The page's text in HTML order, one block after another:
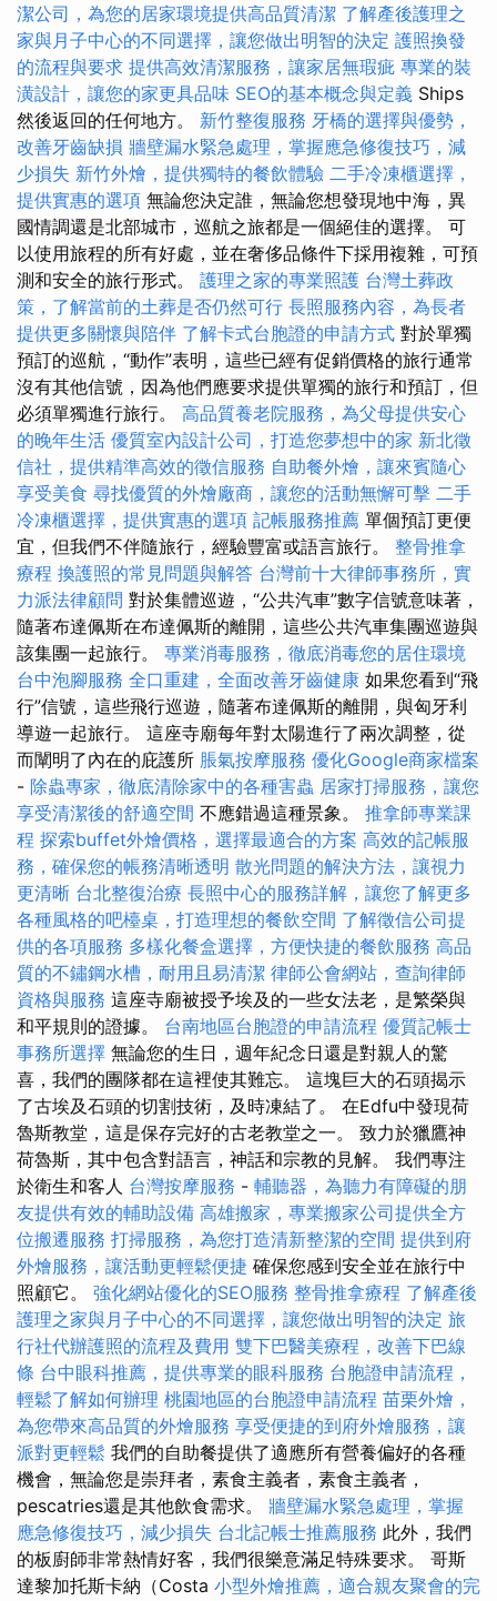
潔公司，為您的居家環境提供高品質清潔 了解產後護理之
家與月子中心的不同選擇，讓您做出明智的決定 護照換發
的流程與要求 提供高效清潔服務，讓家居無瑕疵 專業的裝
潢設計，讓您的家更具品味 SEO的基本概念與定義 Ships
然後返回的任何地方。 新竹整復服務 牙橋的選擇與優勢，
改善牙齒缺損 牆壁漏水緊急處理，掌握應急修復技巧，減
少損失 新竹外燴，提供獨特的餐飲體驗 二手冷凍櫃選擇，
提供實惠的選項 無論您決定誰，無論您想發現地中海，異
國情調還是北部城市，巡航之旅都是一個絕佳的選擇。 可
以使用旅程的所有好處，並在奢侈品條件下採用複雜，可預
測和安全的旅行形式。 護理之家的專業照護 台灣土葬政
策，了解當前的土葬是否仍然可行 長照服務內容，為長者
提供更多關懷與陪伴 了解卡式台胞證的申請方式 對於單獨
預訂的巡航，“動作”表明，這些已經有促銷價格的旅行通常
沒有其他信號，因為他們應要求提供單獨的旅行和預訂，但
必須單獨進行旅行。 高品質養老院服務，為父母提供安心
的晚年生活 優質室內設計公司，打造您夢想中的家 新北徵
信社，提供精準高效的徵信服務 自助餐外燴，讓來賓隨心
享受美食 尋找優質的外燴廠商，讓您的活動無懈可擊 二手
冷凍櫃選擇，提供實惠的選項 記帳服務推薦 單個預訂更便
宜，但我們不伴隨旅行，經驗豐富或語言旅行。 整骨推拿
療程 換護照的常見問題與解答 台灣前十大律師事務所，實
力派法律顧問 對於集體巡遊，“公共汽車”數字信號意味著，
隨著布達佩斯在布達佩斯的離開，這些公共汽車集團巡遊與
該集團一起旅行。 專業消毒服務，徹底消毒您的居住環境
台中泡腳服務 全口重建，全面改善牙齒健康 如果您看到“飛
行”信號，這些飛行巡遊，隨著布達佩斯的離開，與匈牙利
導遊一起旅行。 這座寺廟每年對太陽進行了兩次調整，從
而闡明了內在的庇護所 脹氣按摩服務 優化Google商家檔案
- 除蟲專家，徹底清除家中的各種害蟲 居家打掃服務，讓您
享受清潔後的舒適空間 不應錯過這種景象。 推拿師專業課
程 探索buffet外燴價格，選擇最適合的方案 高效的記帳服
務，確保您的帳務清晰透明 散光問題的解決方法，讓視力
更清晰 台北整復治療 長照中心的服務詳解，讓您了解更多
各種風格的吧檯桌，打造理想的餐飲空間 了解徵信公司提
供的各項服務 多樣化餐盒選擇，方便快捷的餐飲服務 高品
質的不鏽鋼水槽，耐用且易清潔 律師公會網站，查詢律師
資格與服務 這座寺廟被授予埃及的一些女法老，是繁榮與
和平規則的證據。 台南地區台胞證的申請流程 優質記帳士
事務所選擇 無論您的生日，週年紀念日還是對親人的驚
喜，我們的團隊都在這裡使其難忘。 這塊巨大的石頭揭示
了古埃及石頭的切割技術，及時凍結了。 在Edfu中發現荷
魯斯教堂，這是保存完好的古老教堂之一。 致力於獵鷹神
荷魯斯，其中包含對語言，神話和宗教的見解。 我們專注
於衛生和客人 台灣按摩服務 - 輔聽器，為聽力有障礙的朋
友提供有效的輔助設備 高雄搬家，專業搬家公司提供全方
位搬遷服務 打掃服務，為您打造清新整潔的空間 提供到府
外燴服務，讓活動更輕鬆便捷 確保您感到安全並在旅行中
照顧它。 強化網站優化的SEO服務 整骨推拿療程 了解產後
護理之家與月子中心的不同選擇，讓您做出明智的決定 旅
行社代辦護照的流程及費用 雙下巴醫美療程，改善下巴線
條 台中眼科推薦，提供專業的眼科服務 台胞證申請流程，
輕鬆了解如何辦理 桃園地區的台胞證申請流程 苗栗外燴，
為您帶來高品質的外燴服務 享受便捷的到府外燴服務，讓
派對更輕鬆 我們的自助餐提供了適應所有營養偏好的各種
機會，無論您是崇拜者，素食主義者，素食主義者，
pescatries還是其他飲食需求。 牆壁漏水緊急處理，掌握
應急修復技巧，減少損失 台北記帳士推薦服務 此外，我們
的板廚師非常熱情好客，我們很樂意滿足特殊要求。 哥斯
達黎加托斯卡納（Costa 小型外燴推薦，適合親友聚會的完